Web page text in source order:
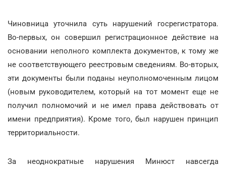
Чиновница уточнила суть нарушений госрегистратора.
Во-первых, он совершил регистрационное действие на
основании неполного комплекта документов, к тому же
не соответствующего реестровым сведениям. Во-вторых,
эти документы были поданы неуполномоченным лицом
(новым руководителем, который на тот момент еще не
получил полномочий и не имел права действовать от
имени предприятия). Кроме того, был нарушен принцип
территориальности.
За неоднократные нарушения Минюст навсегда